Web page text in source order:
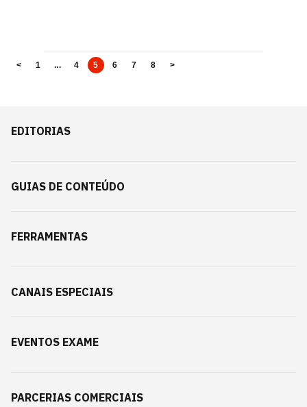
< 1 ... 4 5 6 7 8 >
EDITORIAS
GUIAS DE CONTEÚDO
FERRAMENTAS
CANAIS ESPECIAIS
EVENTOS EXAME
PARCERIAS COMERCIAIS